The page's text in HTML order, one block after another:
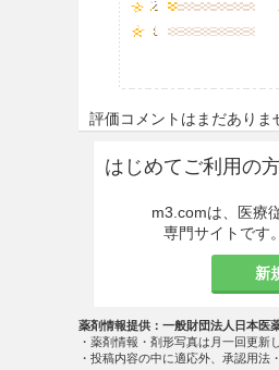
耳管
内
麻酔
麻
素
麻酔
麻
評価コメントはまだありま
はじめてご利用の
m3.comは、医療
専門サイトです
新
薬剤情報提供：一般財団法人日本医
・薬剤情報・剤形写真は月一回更新
・投稿内容の中に適応外、承認用法